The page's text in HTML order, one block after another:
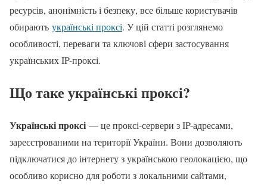
ресурсів, анонімність і безпеку, все більше користувачів
обирають українські проксі. У цій статті розглянемо
особливості, переваги та ключові сфери застосування
українських IP-проксі.
Що таке українські проксі?
Українські проксі— це проксі-сервери з IP-адресами,
зареєстрованими на території України. Вони дозволяють
підключатися до інтернету з українською геолокацією, що
особливо корисно для роботи з локальними сайтами,